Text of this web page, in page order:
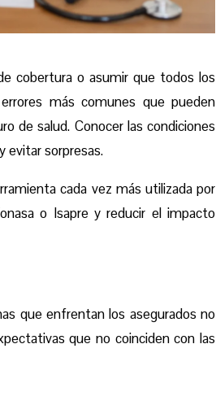
cobertura o asumir que todos los
más comunes que pueden
de salud. Conocer las condiciones
evitar sorpresas.
cada vez más utilizada por
o Isapre y reducir el impacto
que enfrentan los asegurados no
que no coinciden con las